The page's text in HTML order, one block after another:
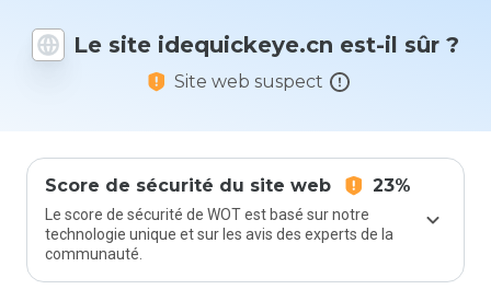
Le site idequickeye.cn est-il sûr ?
Site web suspect
Score de sécurité du site web 23%
Le score de sécurité de WOT est basé sur notre
technologie unique et sur les avis des experts de la
communauté.
vous à ce
site ?